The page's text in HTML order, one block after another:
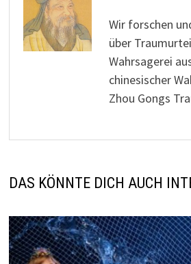
Wir forschen
über
Wahrsagerei
chinesischer
Zhou Gongs
DAS KÖNNTE DICH AUCH